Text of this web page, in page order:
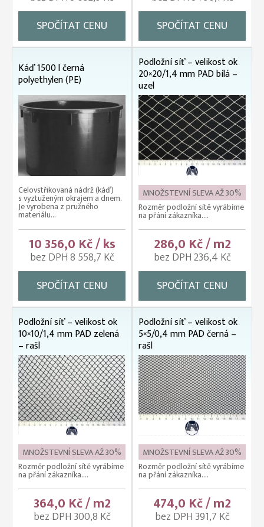
SPOČÍTAT CENU
SPOČÍTAT CENU
Káď 1500 l černá
polyethylen (PE)
Celovstřikovaná nádrž (káď)
s vyztuženým okrajem a dnem.
Je vyrobena z pružného
materiálu...
10 356,0 Kč / ks
bez DPH 8 558,7 Kč
SPOČÍTAT CENU
Podložní síť – velikost ok
20×20/1,4 mm PAD bílá –
uzel
MNOŽSTEVNÍ SLEVA AŽ 30%
Rozměr podložní sítě vyrábíme
na přání zákazníka....
286,0 Kč / m2
bez DPH 236,4 Kč
SPOČÍTAT CENU
Podložní síť – velikost ok
10×10/1,4 mm PAD zelená
– rašl
MNOŽSTEVNÍ SLEVA AŽ 30%
Rozměr podložní sítě vyrábíme
na přání zákazníka....
364,0 Kč / m2
bez DPH 300,8 Kč
Podložní síť – velikost ok
5×5/0,4 mm PAD černá –
rašl
MNOŽSTEVNÍ SLEVA AŽ 30%
Rozměr podložní sítě vyrábíme
na přání zákazníka....
474,0 Kč / m2
bez DPH 391,7 Kč